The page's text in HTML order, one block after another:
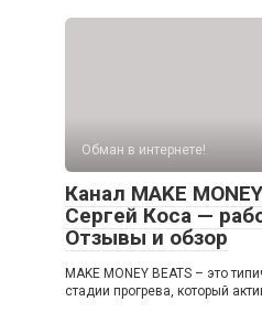
Обман в интернете!
Канал MAKE
Сергей Коса —
Отзывы и обзор
MAKE MONEY BEATS – это
стадии прогрева, который